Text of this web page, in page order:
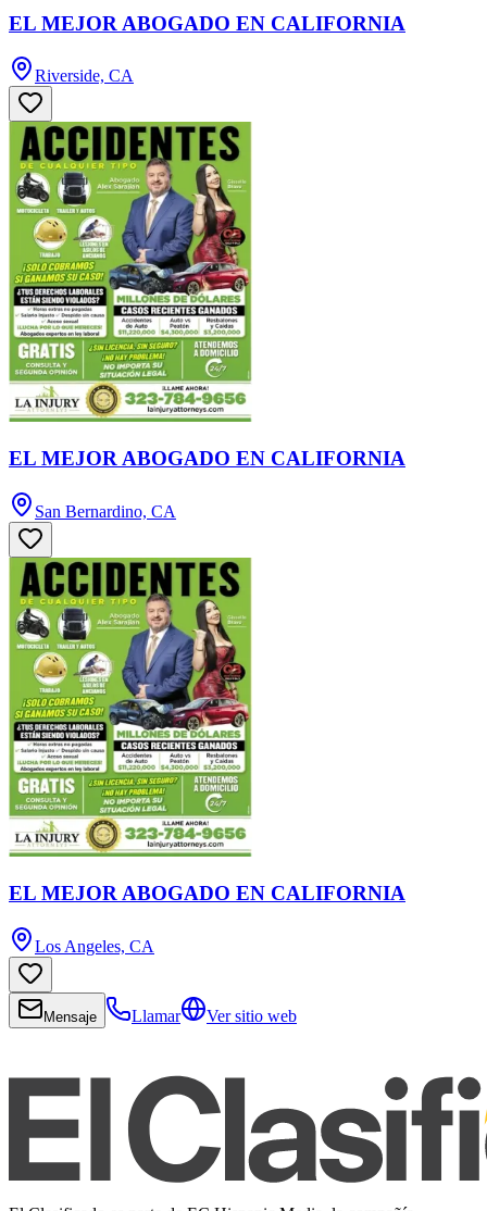
EL MEJOR ABOGADO EN CALIFORNIA
Riverside, CA
EL MEJOR ABOGADO EN CALIFORNIA
San Bernardino, CA
EL MEJOR ABOGADO EN CALIFORNIA
Los Angeles, CA
Mensaje Llamar Ver sitio web